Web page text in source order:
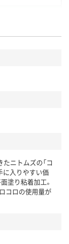
「
確認できます。
たニトムズの「コ
に入りやすい価
塗り粘着加工。
コロの使用量が